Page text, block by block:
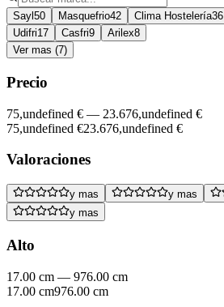
Sayl 50 Masquefrio42 Clima Hostelería36
Udifri17 Casfri9 Arilex8
Ver mas (7)
Precio
75,undefined € — 23.676,undefined €
75,undefined €23.676,undefined €
Valoraciones
y mas y mas
y mas
Alto
17.00 cm — 976.00 cm
17.00 cm976.00 cm